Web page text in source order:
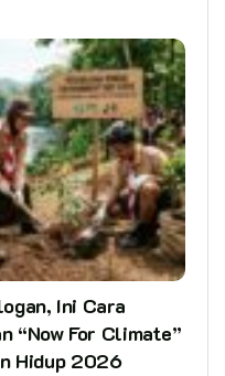
Ini Cara
“Now For Climate”
Hidup 2026